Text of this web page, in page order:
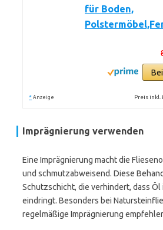
für Boden,
* Anzeige Preis inkl.
Imprägnierung verwenden
Eine Imprägnierung macht die
und schmutzabweisend. Diese
Schutzschicht, die verhindert, dass Öl
eindringt. Besonders bei
regelmäßige Imprägnierung